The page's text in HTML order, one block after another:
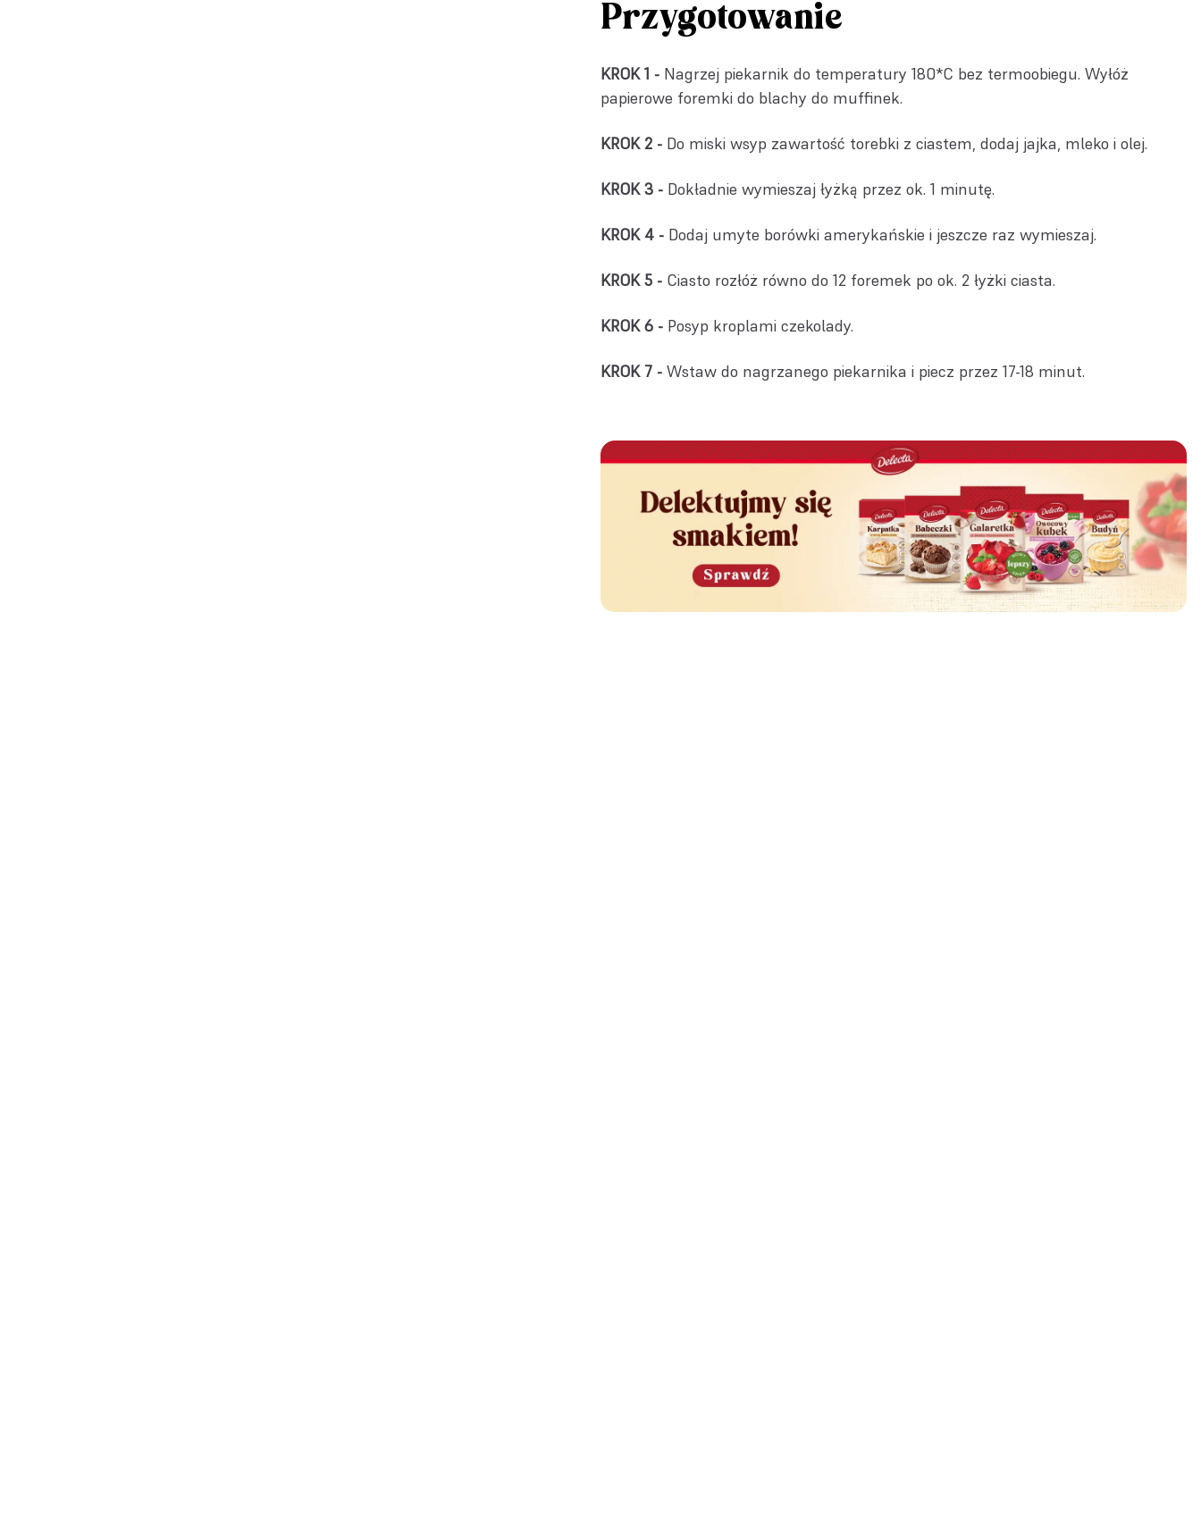
Przygotowanie
KROK 1 - Nagrzej piekarnik do temperatury 180*C bez termoobiegu. Wyłóż
papierowe foremki do blachy do muffinek.
KROK 2 - Do miski wsyp zawartość torebki z ciastem, dodaj jajka, mleko i olej.
KROK 3 - Dokładnie wymieszaj łyżką przez ok. 1 minutę.
KROK 4 - Dodaj umyte borówki amerykańskie i jeszcze raz wymieszaj.
KROK 5 - Ciasto rozłóż równo do 12 foremek po ok. 2 łyżki ciasta.
KROK 6 - Posyp kroplami czekolady.
KROK 7 - Wstaw do nagrzanego piekarnika i piecz przez 17-18 minut.